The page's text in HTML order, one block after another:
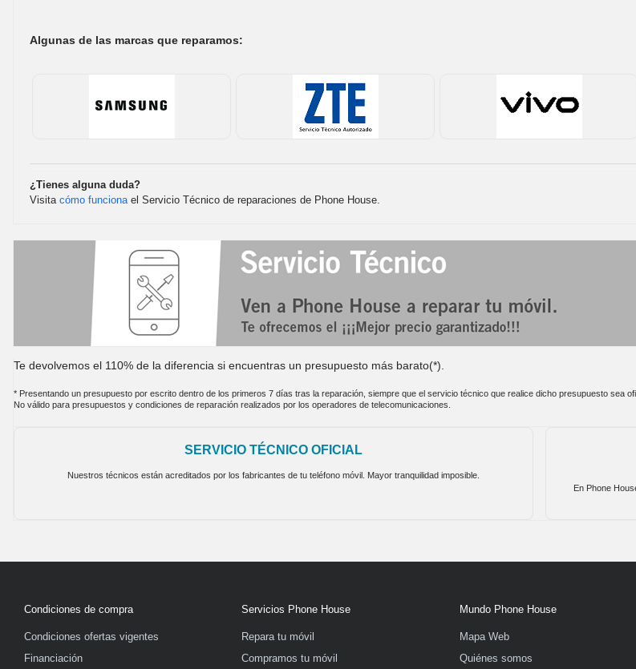
Algunas de las marcas que reparamos:
¿Tienes alguna duda?
Visita cómo funcionael Servicio Técnico de reparaciones de Phone House.
Te devolvemos el 110% de la diferencia si encuentras un presupuesto más barato(*).
* Presentando un presupuesto por escrito dentro de los primeros 7 días tras la reparación, siempre que el servicio técnico que realice dicho presupuesto sea
No válido para presupuestos y condiciones de reparación realizados por los operadores de telecomunicaciones.
SERVICIO TÉCNICO OFICIAL
Nuestros técnicos están acreditados por los fabricantes de tu teléfono móvil. Mayor tranquilidad imposible.
En Phone
Condiciones de compra
Condiciones ofertas vigentes
Financiación
Servicios Phone House
Repara tu móvil
Compramos tu móvil
Mundo Phone House
Mapa Web
Quiénes somos